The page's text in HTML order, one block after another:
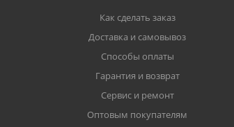
Как сделать заказ
Доставка и самовывоз
Способы оплаты
Гарантия и возврат
Сервис и ремонт
Оптовым покупателям